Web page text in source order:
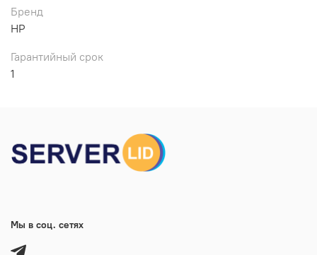
Бренд
HP
Гарантийный срок
1
Мы в соц. сетях